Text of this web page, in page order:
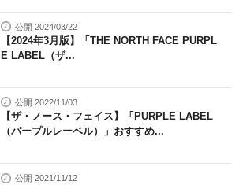
公開 2024/03/22
【2024年3月版】「THE NORTH FACE PURPL
E LABEL（ザ...
公開 2022/11/03
【ザ・ノース・フェイス】「PURPLE LABEL
（パープルレーベル）」おすすめ...
公開 2021/11/12